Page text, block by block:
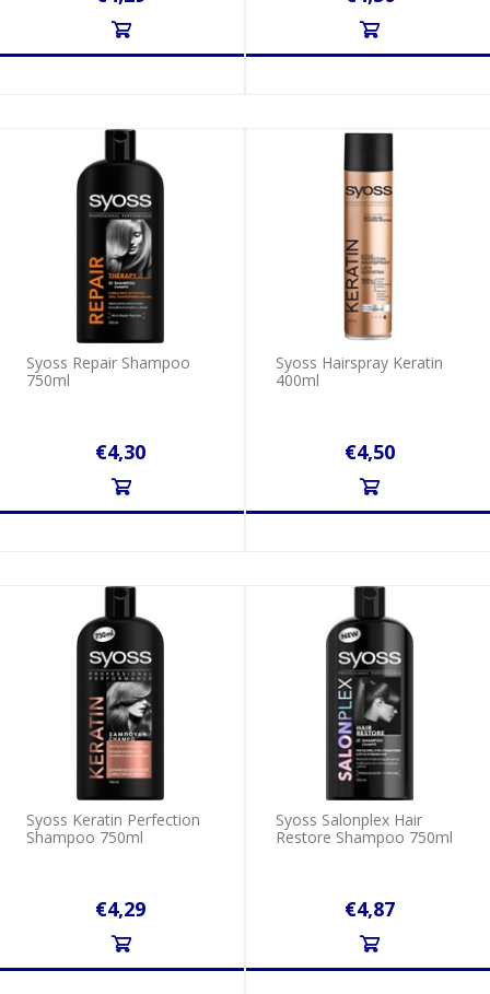
Syoss Repair Shampoo
750ml
€4,30
Syoss Hairspray Keratin
400ml
€4,50
Syoss Keratin Perfection
Shampoo 750ml
€4,29
Syoss Salonplex Hair
Restore Shampoo 750ml
€4,87